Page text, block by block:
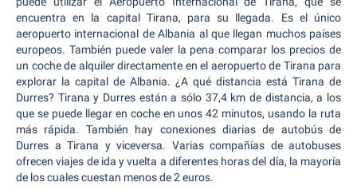
encuentra en la capital Tirana, para su llegada. Es el único
aeropuerto internacional de Albania al que llegan muchos países
europeos. También puede valer la pena comparar los precios de
un coche de alquiler directamente en el aeropuerto de Tirana para
explorar la capital de Albania. ¿A qué distancia está Tirana de
Durres? Tirana y Durres están a sólo 37,4 km de distancia, a los
que se puede llegar en coche en unos 42 minutos, usando la ruta
más rápida. También hay conexiones diarias de autobús de
Durres a Tirana y viceversa. Varias compañías de autobuses
ofrecen viajes de ida y vuelta a diferentes horas del día, la mayoría
de los cuales cuestan menos de 2 euros.